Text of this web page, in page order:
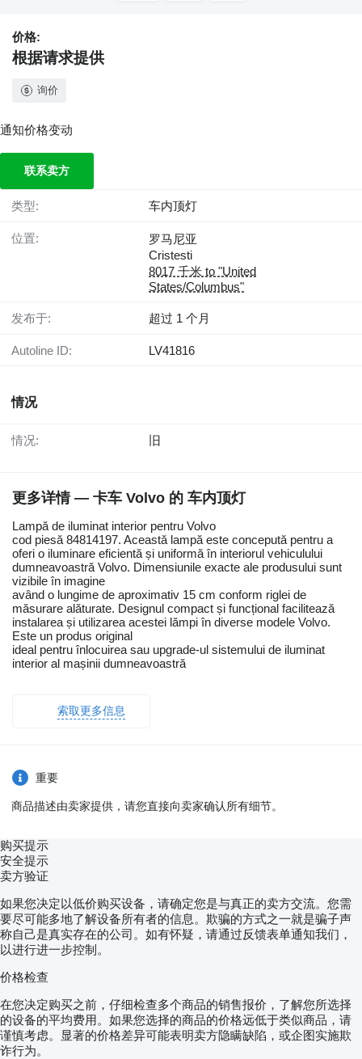
价格:
根据请求提供
询价
通知价格变动
联系卖方
类型: 车内顶灯
位置:
罗马尼亚
Cristesti
8017 千米 to "United
States/Columbus"
发布于: 超过 1 个月
Autoline ID: LV41816
情况
情况: 旧
更多详情 — 卡车 Volvo 的 车内顶灯
Lampă de iluminat interior pentru Volvo
cod piesă 84814197. Această lampă este concepută pentru a
oferi o iluminare eficientă și uniformă în interiorul vehiculului
dumneavoastră Volvo. Dimensiunile exacte ale produsului sunt
vizibile în imagine
având o lungime de aproximativ 15 cm conform riglei de
măsurare alăturate. Designul compact și funcțional facilitează
instalarea și utilizarea acestei lămpi în diverse modele Volvo.
Este un produs original
ideal pentru înlocuirea sau upgrade-ul sistemului de iluminat
interior al mașinii dumneavoastră
索取更多信息
重要
商品描述由卖家提供，请您直接向卖家确认所有细节。
购买提示
安全提示
卖方验证
如果您决定以低价购买设备，请确定您是与真正的卖方交流。您需
要尽可能多地了解设备所有者的信息。欺骗的方式之一就是骗子声
称自己是真实存在的公司。如有怀疑，请通过反馈表单通知我们，
以进行进一步控制。
价格检查
在您决定购买之前，仔细检查多个商品的销售报价，了解您所选择
的设备的平均费用。如果您选择的商品的价格远低于类似商品，请
谨慎考虑。显著的价格差异可能表明卖方隐瞒缺陷，或企图实施欺
诈行为。